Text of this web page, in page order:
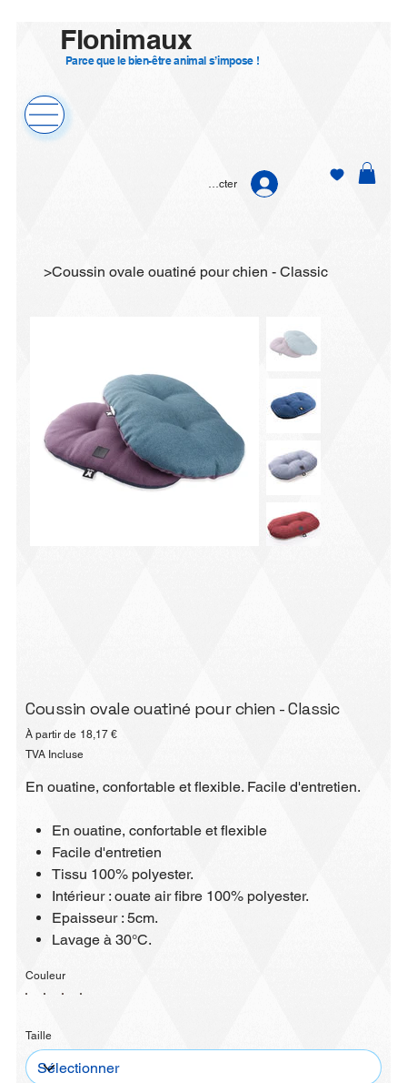
Flonimaux
Parce que le bien-être animal s’impose !
Se connecter
>Coussin ovale ouatiné pour chien - Classic
Coussin ovale ouatiné pour chien - Classic
À partir de Prix
18,17 €
TVA Incluse
En ouatine, confortable et flexible. Facile d'entretien.
En ouatine, confortable et flexible
Facile d'entretien
Tissu 100% polyester.
Intérieur : ouate air fibre 100% polyester.
Epaisseur : 5cm.
Lavage à 30°C.
Couleur
Taille